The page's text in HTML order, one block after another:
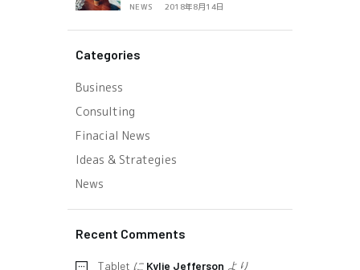
NEWS 2018年8月14日
Categories
Business
Consulting
Finacial News
Ideas & Strategies
News
Recent Comments
Tablet に Kylie Jefferson より